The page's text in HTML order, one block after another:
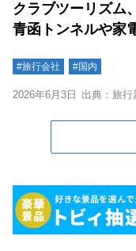
クラブツーリズム
青函トンネルや家
#旅行会社 #国内
2026年6月3日 出典：旅